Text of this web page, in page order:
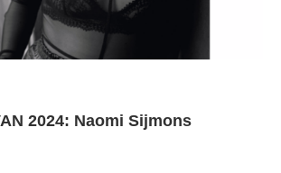
2024: Naomi Sijmons